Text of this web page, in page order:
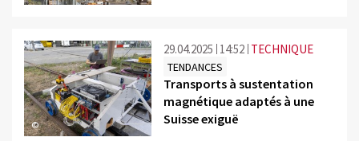
©
29.04.2025 14:52 TECHNIQUE
TENDANCES
Transports à sustentation
magnétique adaptés à une
Suisse exiguë